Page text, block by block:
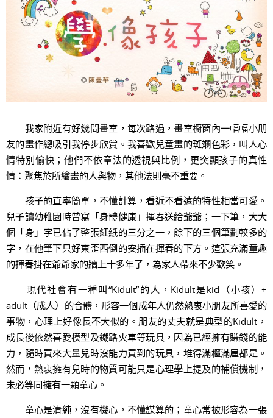
我家附近有好幾間畫室，每次路過，畫室櫥窗內一幅幅小朋
友的畫作總吸引我停步欣賞。我喜歡兒童畫的斑斕色彩，叫人心
情特別愉快；他們不依章法的透視與比例，更突顯孩子的真性
情：聚焦於所繪畫的人與物，其他法則毫不重要。
孩子的直率簡單，不懂計算，看近不看遠的特性相當可愛。
兒子讀幼稚園時曾寫「身體健康」揮春送給爺爺；一下筆，大大
個「身」字已佔了整張紅紙的三分之一，餘下的三個筆劃較多的
字，在他筆下只好東歪西倒的安插在揮春的下方。這張充滿童趣
的揮春掛在爺爺家的牆上十多年了，為家人帶來不少歡笑。
現代社會有一種叫“Kidult”的人，Kidult是kid（小孩）+
adult（成人）的合體，形容一個成年人仍然熱衷小朋友所喜愛的
事物，心理上好像長不大似的。朋友的丈夫就是典型的Kidult，
成長後依然喜愛模型及鐵路火車等玩具，因為已經擁有賺錢的能
力，隨時買來大量兒時沒能力買到的玩具，堆得滿櫃滿屋都是。
然而，熱衷擁有兒時的物質可能只是心理學上提及的補償機制，
未必等同擁有一顆童心。
童心是清純，沒有機心，不懂謀算的；童心常被形容為一張